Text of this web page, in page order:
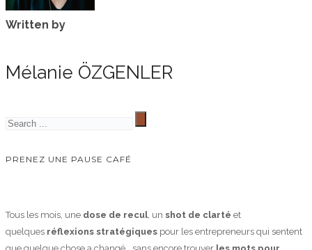
Written by
Mélanie ÖZGENLER
PRENEZ UNE PAUSE CAFÉ
Tous les mois, une dose de recul, un shot de clarté et
quelques réflexions stratégiques pour les entrepreneurs qui sentent